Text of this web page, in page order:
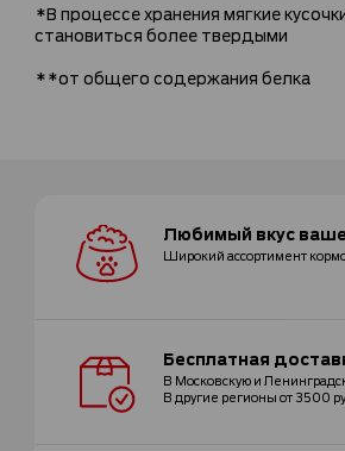
*В процессе хранения мягкие
становиться более твердыми
**от общего содержания белка
Любимый вкус
Широкий ассортимент
Бесплатная
В Московскую и
В другие регионы от 3500